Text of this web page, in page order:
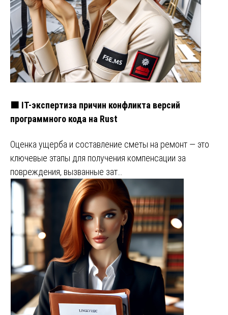
🟧 IT-экспертиза причин конфликта версий
программного кода на Rust
Оценка ущерба и составление сметы на ремонт — это
ключевые этапы для получения компенсации за
повреждения, вызванные зат…